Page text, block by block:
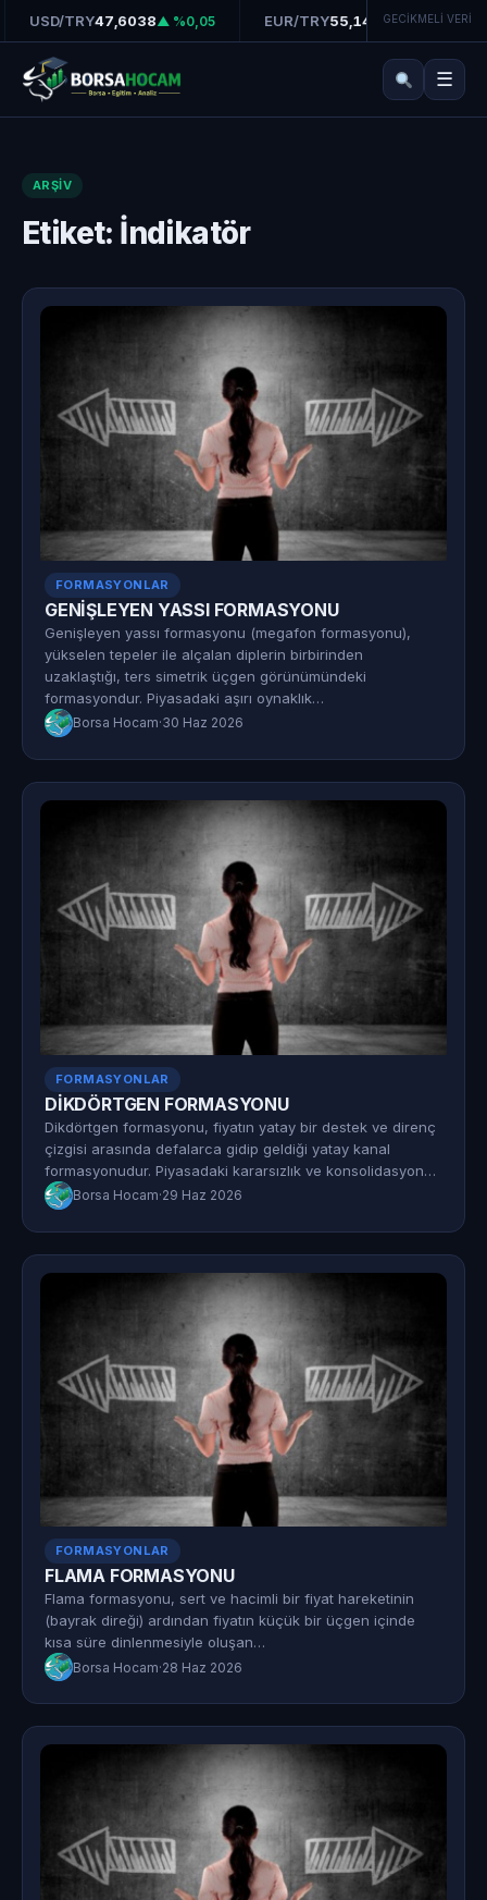
USD/TRY47,6038▲ %0,05 EUR/TRY55,1472▲ %0,20
GECİKMELİ VERİ
☰
ARŞIV
Etiket: İndikatör
FORMASYONLAR
GENİŞLEYEN YASSI FORMASYONU
Genişleyen yassı formasyonu (megafon formasyonu),
yükselen tepeler ile alçalan diplerin birbirinden
uzaklaştığı, ters simetrik üçgen görünümündeki
formasyondur. Piyasadaki aşırı oynaklık…
Borsa Hocam·30 Haz 2026
FORMASYONLAR
DİKDÖRTGEN FORMASYONU
Dikdörtgen formasyonu, fiyatın yatay bir destek ve direnç
çizgisi arasında defalarca gidip geldiği yatay kanal
formasyonudur. Piyasadaki kararsızlık ve konsolidasyon…
Borsa Hocam·29 Haz 2026
FORMASYONLAR
FLAMA FORMASYONU
Flama formasyonu, sert ve hacimli bir fiyat hareketinin
(bayrak direği) ardından fiyatın küçük bir üçgen içinde
kısa süre dinlenmesiyle oluşan…
Borsa Hocam·28 Haz 2026